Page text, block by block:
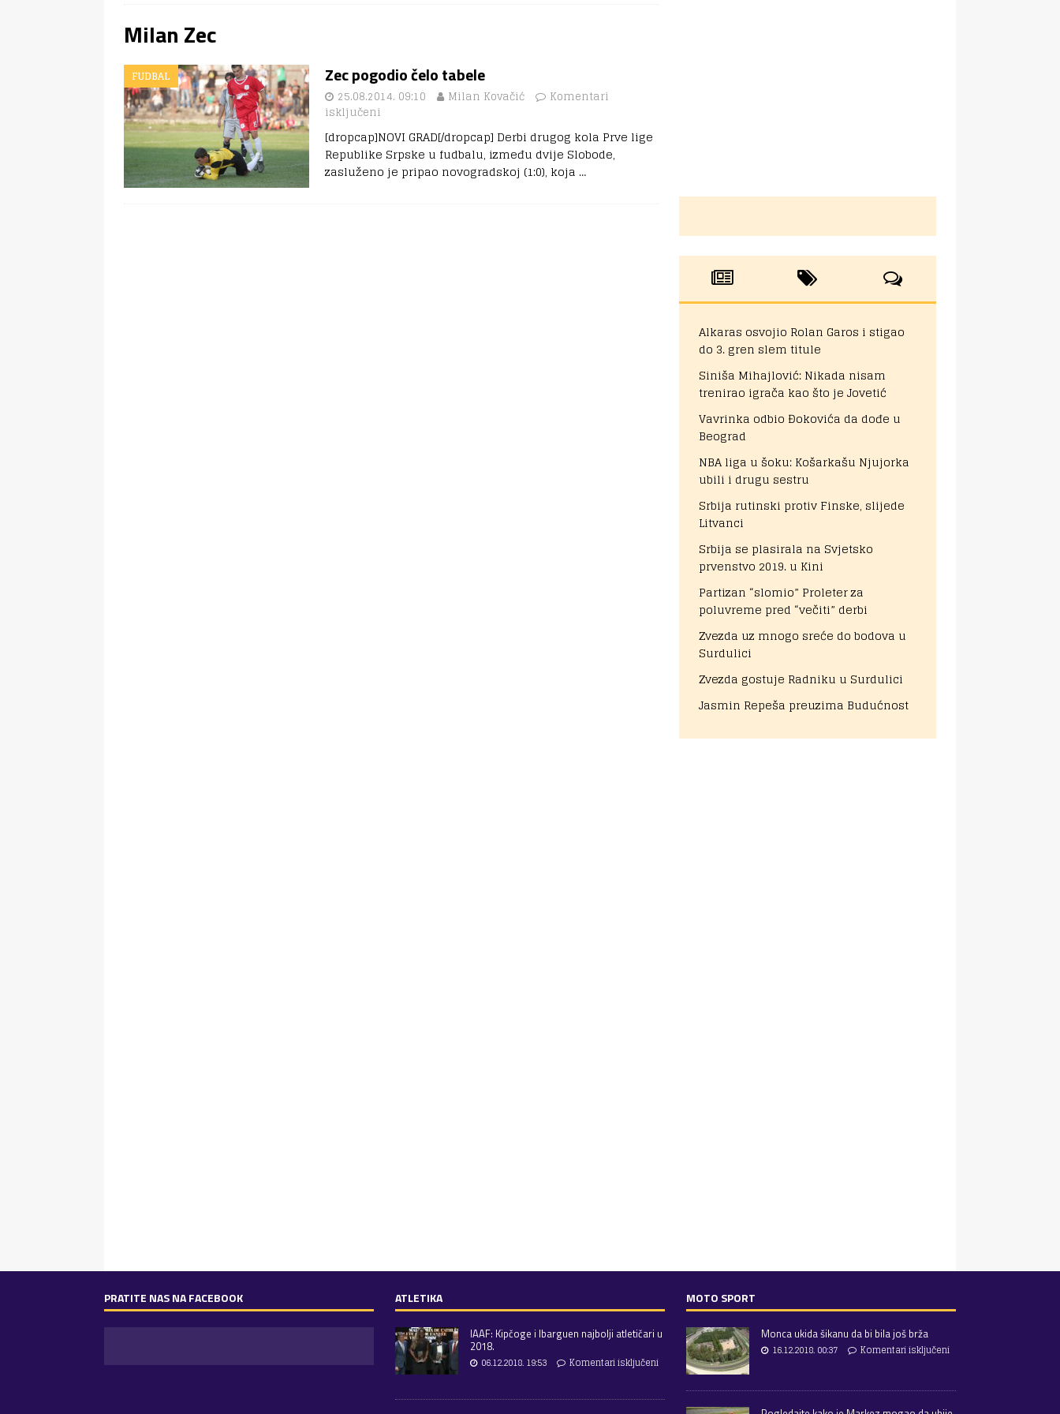
Milan Zec
FUDBAL Zec pogodio čelo tabele
25.08.2014. 09:10 Milan Kovačić
Komentari
isključeni
[dropcap]NOVI GRAD[/dropcap] Derbi drugog kola Prve lige
Republike Srpske u fudbalu, između dvije Slobode,
zasluženo je pripao novogradskoj (1:0), koja …
Alkaras osvojio Rolan Garos i stigao
do 3. gren slem titule
Siniša Mihajlović: Nikada nisam
trenirao igrača kao što je Jovetić
Vavrinka odbio Đokovića da dođe u
Beograd
NBA liga u šoku: Košarkašu Njujorka
ubili i drugu sestru
Srbija rutinski protiv Finske, slijede
Litvanci
Srbija se plasirala na Svjetsko
prvenstvo 2019. u Kini
Partizan “slomio” Proleter za
poluvreme pred “večiti” derbi
Zvezda uz mnogo sreće do bodova u
Surdulici
Zvezda gostuje Radniku u Surdulici
Jasmin Repeša preuzima Budućnost
PRATITE NAS NA FACEBOOK ATLETIKA
IAAF: Kipčoge i Ibarguen najbolji atletičari u
2018.
06.12.2018. 19:53
Komentari isključeni
MOTO SPORT
Monca ukida šikanu da bi bila još brža
16.12.2018. 00:37
Komentari isključeni